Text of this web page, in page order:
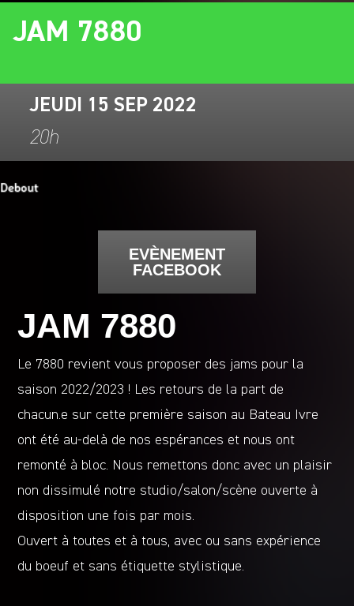
JAM 7880
JEUDI 15 SEP 2022
20h
EVÈNEMENT
FACEBOOK
JAM 7880
Le 7880 revient vous proposer des jams pour la
saison 2022/2023 ! Les retours de la part de
chacun.e sur cette première saison au Bateau Ivre
ont été au-delà de nos espérances et nous ont
remonté à bloc. Nous remettons donc avec un plaisir
non dissimulé notre studio/salon/scène ouverte à
disposition une fois par mois.
Ouvert à toutes et à tous, avec ou sans expérience
du boeuf et sans étiquette stylistique.